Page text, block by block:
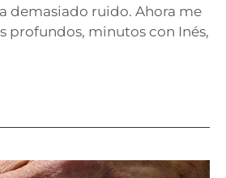
demasiado ruido. Ahora me
profundos, minutos con Inés,